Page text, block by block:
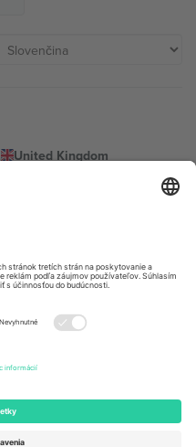
United Kingdom
167 City Road, London, Greater
Switzerland
Dorfstrasse 52a, 6390
United Arab Emirates
Building A1, Office 302, Dubai,
United Arab Emirates